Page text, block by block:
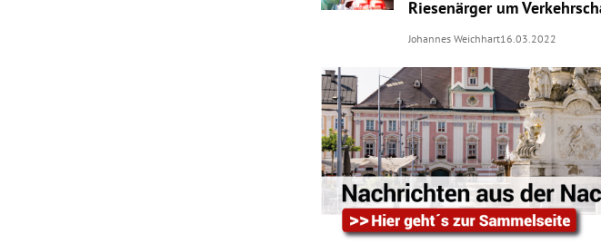
Riesenärger um
Johannes Weichhart16.03.2022